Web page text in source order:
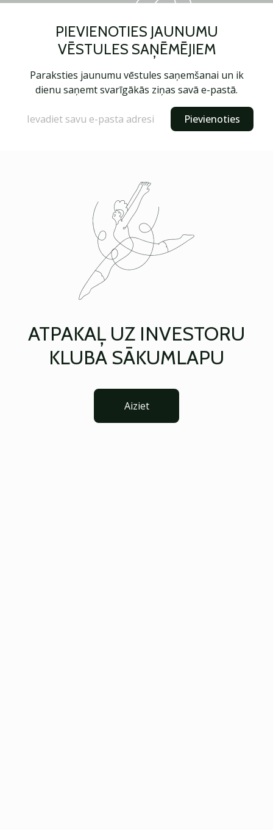
PIEVIENOTIES JAUNUMU
VĒSTULES SAŅĒMĒJIEM
Paraksties jaunumu vēstules saņemšanai un ik
dienu saņemt svarīgākās ziņas savā e-pastā.
Pievienoties
ATPAKAĻ UZ INVESTORU
KLUBA SĀKUMLAPU
Aiziet